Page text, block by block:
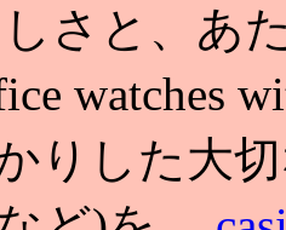
しさと、あ
りした大